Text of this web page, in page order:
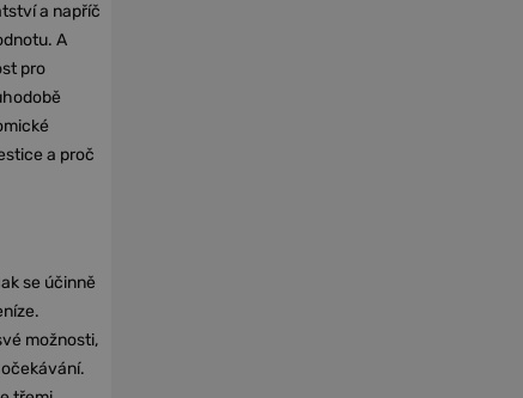
a napříč
A
pro
a proč
se účinně
možnosti,